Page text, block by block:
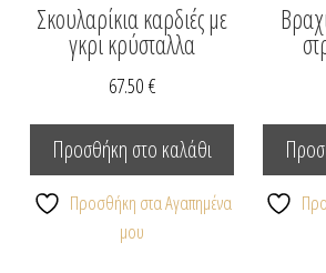
Σκουλαρίκια καρδιές με
γκρι κρύσταλλα
67.50€
Προσθήκη στο καλάθι
Προσθήκη στα Αγαπημένα
μου